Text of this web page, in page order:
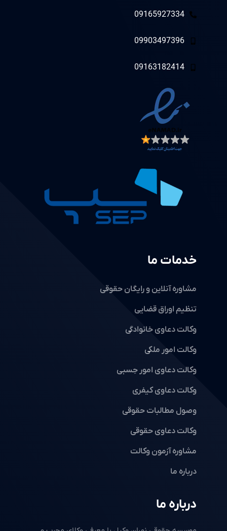
درباره ما
خدمات ما
مشاوره آنلاین و رایگان حقوقی
تنظیم اوراق قضایی
وکالت دعاوی خانوادگی
وکالت امور ملکی
وکالت دعاوی امور حِسبی
وکالت دعاوی کیفری
وصول مطالبات حقوقی
وکالت دعاوی حقوقی
مشاوره آزمون وکالت
درباره ما
09165927334
09903497396
09163182414